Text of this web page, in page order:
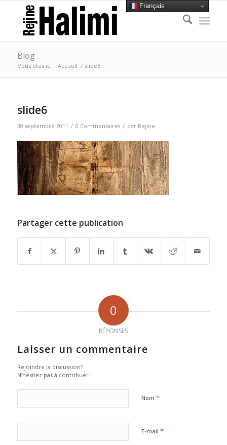
Blog
Vous êtes ici : Accueil / slide6
slide6
30 septembre 2011 / 0 Commentaires / par Rejine
Partager cette publication
0
RÉPONSES
Laisser un commentaire
Rejoindre la discussion?
N’hésitez pas à contribuer !
Nom *
E-mail *
Français